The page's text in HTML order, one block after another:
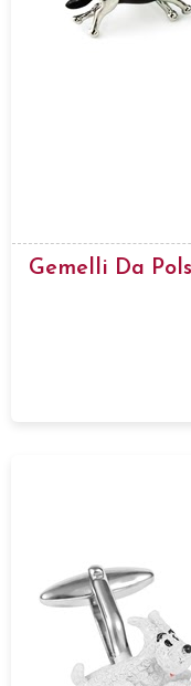
Gemelli Da